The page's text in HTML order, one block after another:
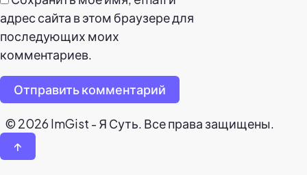
адрес сайта в этом браузере для
последующих моих
комментариев.
Отправить комментарий
© 2026 ImGist - Я Суть. Все права защищены.
↑